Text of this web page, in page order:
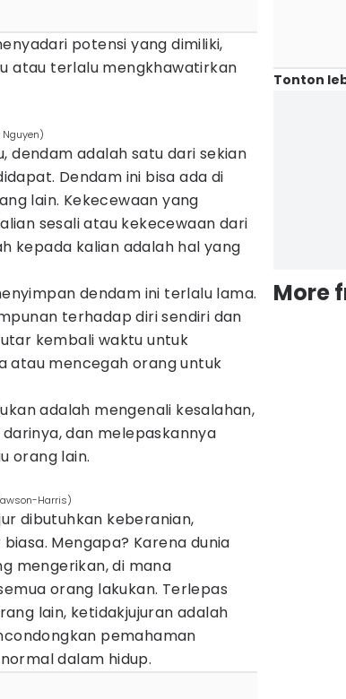
potensi yang dimiliki,
atau terlalu mengkhawatirkan
dendam adalah satu dari sekian
Dendam ini bisa ada di
lain. Kekecewaan yang
sesali atau kekecewaan dari
kepada kalian adalah hal yang
dendam ini terlalu lama.
terhadap diri sendiri dan
kembali waktu untuk
atau mencegah orang untuk
adalah mengenali kesalahan,
dan melepaskannya
orang lain.
Harris)
​​dibutuhkan keberanian,
Mengapa? Karena dunia
mengerikan, di mana
orang lakukan. Terlepas
lain, ketidakjujuran adalah
pemahaman
dalam hidup.
Tonton
More